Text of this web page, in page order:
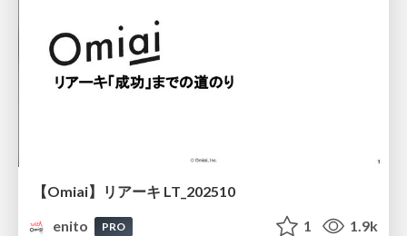
【Omiai】リアーキ LT_202510
enito
PRO 1 1.9k